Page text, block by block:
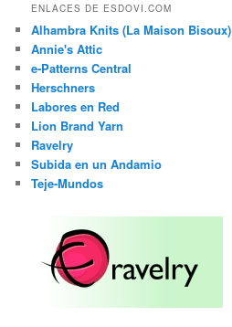
ENLACES DE ESDOVI.COM
Alhambra Knits (La Maison Bisoux)
Annie's Attic
e-Patterns Central
Herschners
Labores en Red
Lion Brand Yarn
Ravelry
Subida en un Andamio
Teje-Mundos